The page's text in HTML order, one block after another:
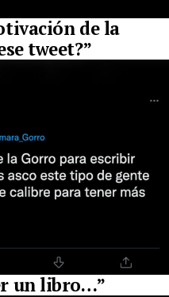
de la
tweet?”
un libro…”